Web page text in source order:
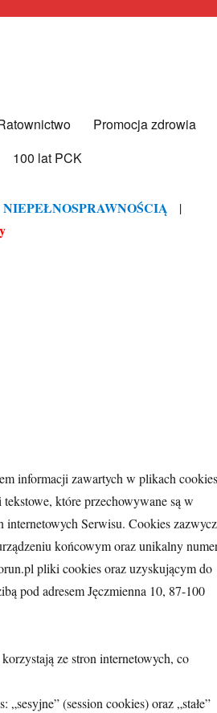
Promocja zdrowia
100 lat PCK
|
informacji zawartych w plikach
które przechowywane są w
Serwisu. Cookies
końcowym oraz unikalny
pliki cookies oraz uzyskującym do
pod adresem Jęczmienna 10, 87-100
ze stron internetowych, co
(session cookies) oraz „stałe”